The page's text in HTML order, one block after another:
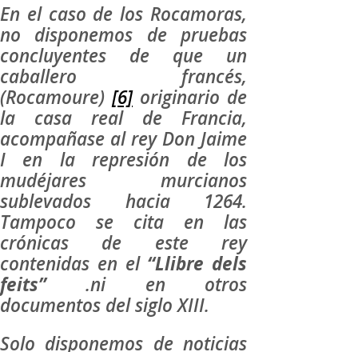
En el caso de los Rocamoras,
no disponemos de pruebas
concluyentes de que un
caballero francés,
(Rocamoure)[6]originario de
la casa real de Francia,
acompañase al rey Don Jaime
I en la represión de los
mudéjares murcianos
sublevados hacia 1264.
Tampoco se cita en las
crónicas de este rey
contenidas en el “Llibre dels
feits”.ni en otros
documentos del siglo XIII.
Solo disponemos de noticias